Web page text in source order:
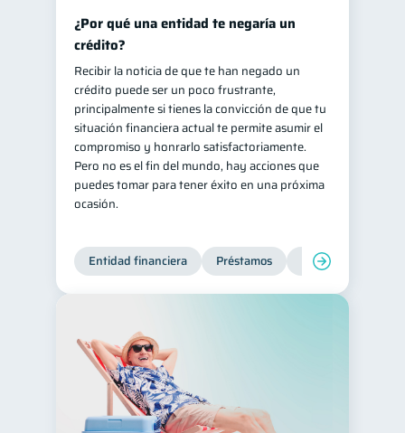
¿Por qué una entidad te negaría un
crédito?
Recibir la noticia de que te han negado un
crédito puede ser un poco frustrante,
principalmente si tienes la convicción de que tu
situación financiera actual te permite asumir el
compromiso y honrarlo satisfactoriamente.
Pero no es el fin del mundo, hay acciones que
puedes tomar para tener éxito en una próxima
ocasión.
Entidad financiera Préstamos Productos